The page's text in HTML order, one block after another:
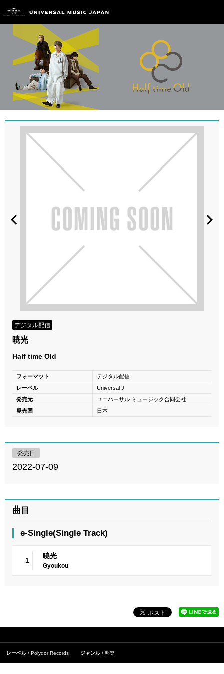
デジタル配信
暁光
Half time Old
フォーマット
デジタル配信
レーベル
Universal J
発売元
ユニバーサル ミュージック合同会社
発売国
日本
発売日
2022-07-09
曲目
e-Single(Single Track)
1
暁光
Gyoukou
レーベル Polydor Records ジャンル 邦楽